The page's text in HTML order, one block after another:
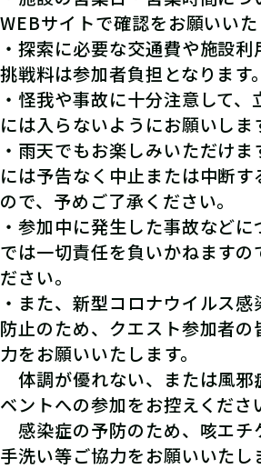
WEBサイトで確認をお願いいた
・探索に必要な交通費や施設
挑戦料は参加者負担となります。
・怪我や事故に十分注意して
には入らないようにお願いしま
・雨天でもお楽しみいただけ
には予告なく中止または中断
ので、予めご了承ください。
・参加中に発生した事故など
では一切責任を負いかねますの
ださい。
・また、新型コロナウイルス
防止のため、クエスト参加者
力をお願いいたします。
体調が優れない、または風邪
ベントへの参加をお控えくださ
感染症の予防のため、咳エチ
手洗い等ご協力をお願いいたし